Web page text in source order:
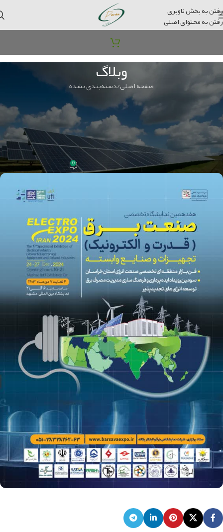
رفتن به بخش ناوبری
رفتن به محتوای اصلی
وبلاگصفحه اصلی دسته‌بندی نشده
دسته‌بندی نشده
هفدهمین نمایشگاه تخصصی صنعت برق (
قدرت و الکترونیک ) تجهیزات و صنایع
وابسته
مدیر سایتدر 2024-12-12 0